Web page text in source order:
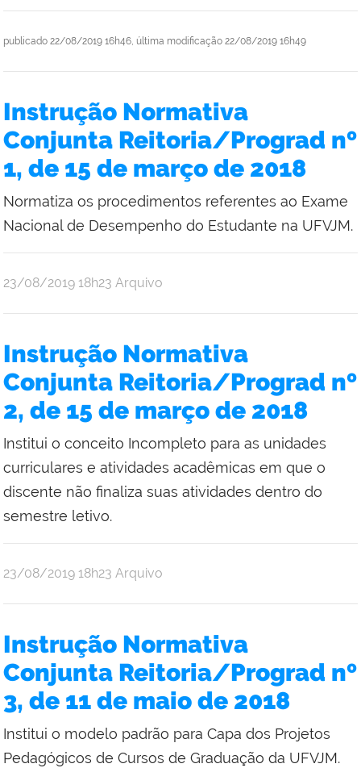
publicado 22/08/2019 16h46, última modificação 22/08/2019 16h49
Instrução Normativa
Conjunta Reitoria/Prograd nº
1, de 15 de março de 2018
Normatiza os procedimentos referentes ao Exame
Nacional de Desempenho do Estudante na UFVJM.
publicado
23/08/2019 18h23 Arquivo
Instrução Normativa
Conjunta Reitoria/Prograd nº
2, de 15 de março de 2018
Institui o conceito Incompleto para as unidades
curriculares e atividades acadêmicas em que o
discente não finaliza suas atividades dentro do
semestre letivo.
publicado
23/08/2019 18h23 Arquivo
Instrução Normativa
Conjunta Reitoria/Prograd nº
3, de 11 de maio de 2018
Institui o modelo padrão para Capa dos Projetos
Pedagógicos de Cursos de Graduação da UFVJM.